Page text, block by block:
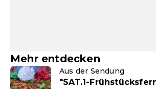
Mehr entdecken
Aus der Sendung
"SAT.1-